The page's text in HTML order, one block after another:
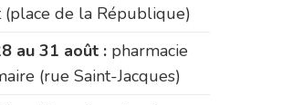
(place de la République)
au 31 août : pharmacie
(rue Saint-Jacques)